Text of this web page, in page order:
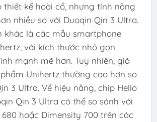
thiết kế hoài cổ, nhưng tính năng
nhiều so với Duoqin Qin 3 Ultra.
khác là các mẫu smartphone
với kích thước nhỏ gọn
mạnh mẽ hơn. Tuy nhiên, giá
Unihertz thường cao hơn so
3 Ultra. Về hiệu năng, chip Helio
Qin 3 Ultra có thể so sánh với
hoặc Dimensity 700 trên các